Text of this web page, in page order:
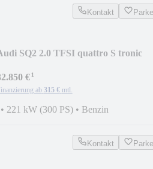
Kontakt
SQ2 2.0 TFSI quattro S tronic
€¹
ab 315 € mtl.
• 221 kW (300 PS) • Benzin
Kontakt